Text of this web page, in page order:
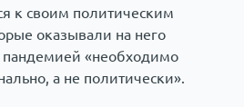
к своим политическим
оказывали на него
пандемией «необходимо
а не политически».